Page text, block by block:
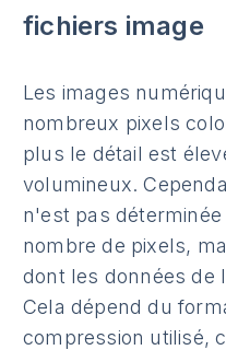
fichiers image
Les images
nombreux pixels
plus le détail est
volumineux.
n'est pas
nombre de pixels,
dont les données de
Cela dépend du
compression utilisé,